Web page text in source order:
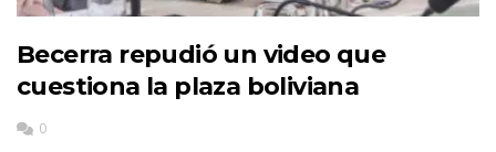
Becerra repudió un video que
cuestiona la plaza boliviana
0